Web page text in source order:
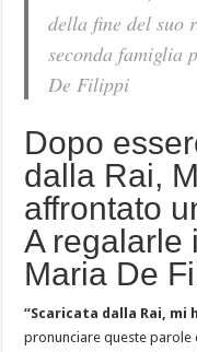
della fine del suo
seconda famiglia
De Filippi
Dopo
dalla Rai,
affrontato
A regalarle
Maria De
“Scaricata dalla Rai, mi
pronunciare queste parole